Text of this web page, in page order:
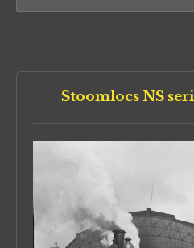
Stoomlocs NS